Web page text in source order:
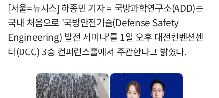
[서울=뉴시스] 하종민 기자 = 국방과학연구소(ADD)는
국내 처음으로 '국방안전기술(Defense Safety
Engineering) 발전 세미나'를 1일 오후 대전컨벤션센
터(DCC) 3층 컨퍼런스홀에서 주관한다고 밝혔다.